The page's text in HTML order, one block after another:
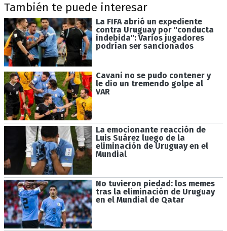
También te puede interesar
La FIFA abrió un expediente
contra Uruguay por "conducta
indebida": Varios jugadores
podrían ser sancionados
Cavani no se pudo contener y
le dio un tremendo golpe al
VAR
La emocionante reacción de
Luis Suárez luego de la
eliminación de Uruguay en el
Mundial
No tuvieron piedad: los memes
tras la eliminación de Uruguay
en el Mundial de Qatar